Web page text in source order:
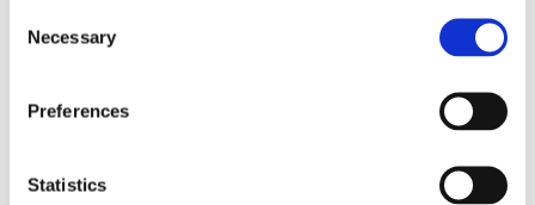
Selection
Necessary
Preferences
Statistics